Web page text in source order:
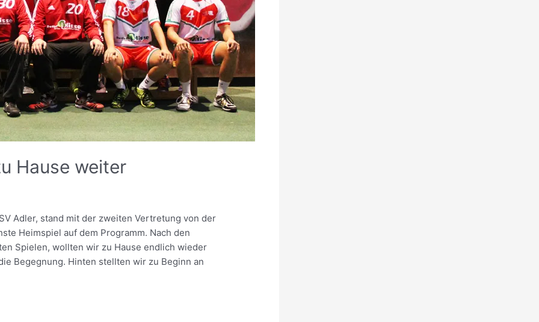
Hause weiter
Adler, stand mit der zweiten Vertretung von der
Heimspiel auf dem Programm. Nach den
Spielen, wollten wir zu Hause endlich wieder
Begegnung. Hinten stellten wir zu Beginn an